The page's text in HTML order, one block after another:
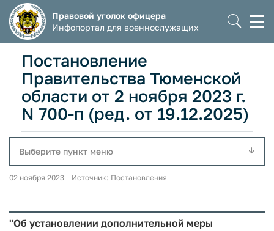
Правовой уголок офицера
Инфопортал для военнослужащих
Постановление
Правительства Тюменской
области от 2 ноября 2023 г.
N 700-п (ред. от 19.12.2025)
Выберите пункт меню
02 ноября 2023 Источник: Постановления
"Об установлении дополнительной меры